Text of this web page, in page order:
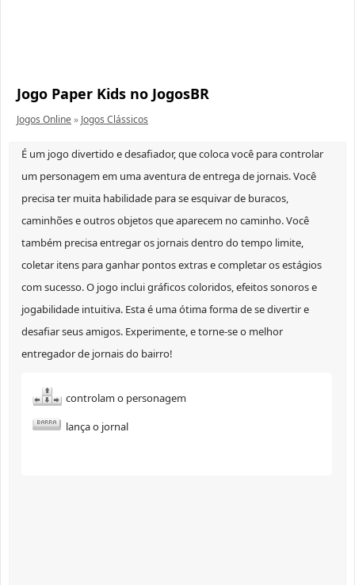
Jogo Paper Kids no JogosBR
Jogos Online» Jogos Clássicos
É um jogo divertido e desafiador, que coloca você para controlar
um personagem em uma aventura de entrega de jornais. Você
precisa ter muita habilidade para se esquivar de buracos,
caminhões e outros objetos que aparecem no caminho. Você
também precisa entregar os jornais dentro do tempo limite,
coletar itens para ganhar pontos extras e completar os estágios
com sucesso. O jogo inclui gráficos coloridos, efeitos sonoros e
jogabilidade intuitiva. Esta é uma ótima forma de se divertir e
desafiar seus amigos. Experimente, e torne-se o melhor
entregador de jornais do bairro!
controlam o personagem
lança o jornal